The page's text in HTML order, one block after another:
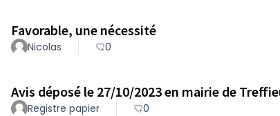
Favorable, une nécessité
Nicolas 0
Registre papier 0